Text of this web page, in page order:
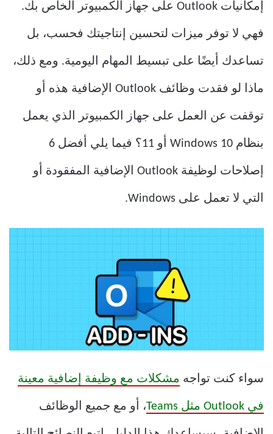
إمكانيات Outlook على جهاز الكمبيوتر الخاص بك.
فهي لا توفر ميزات لتحسين إنتاجيتك فحسب، بل
تساعدك أيضًا على تبسيط المهام اليومية. ومع ذلك،
ماذا لو فقدت وظائف Outlook الإضافية هذه أو
توقفت عن العمل على جهاز الكمبيوتر الذي يعمل
بنظام Windows 10 أو 11؟ فيما يلي أفضل 6
إصلاحات لوظيفة Outlook الإضافية المفقودة أو
التي لا تعمل على Windows.
سواء كنت تواجه مشكلات مع وظيفة إضافية معينة
في Outlook مثل Teams ، أو مع جميع الوظائف